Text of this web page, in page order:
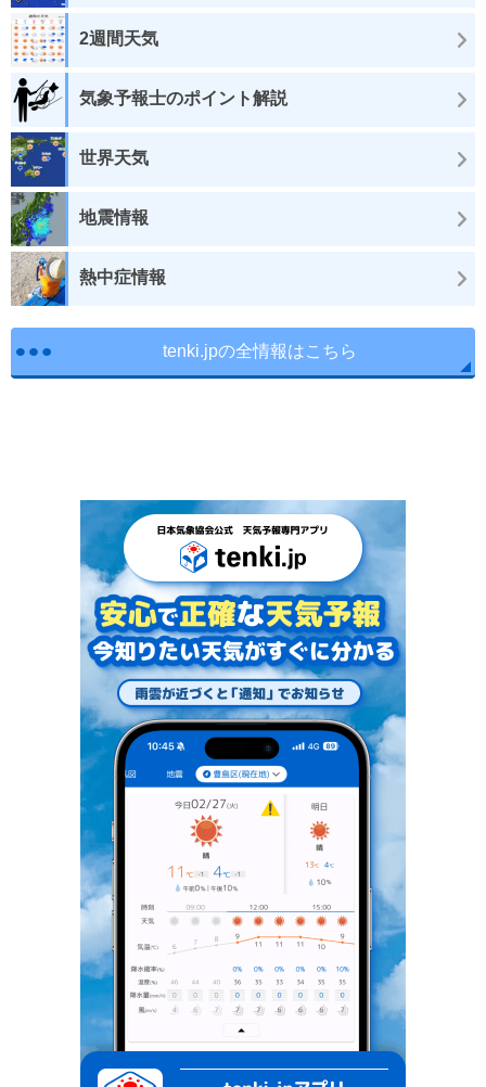
2週間天気
気象予報士のポイント解説
世界天気
地震情報
熱中症情報
tenki.jpの全情報はこちら